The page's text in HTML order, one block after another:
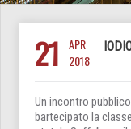
21
APR
2018
Un incontro
bartecipato la